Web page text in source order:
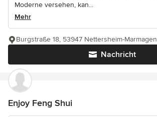
Moderne versehen, kan...
Mehr
Nachricht
Burgstraße 18, 53947 Nettersheim-Marmagen
Enjoy Feng Shui